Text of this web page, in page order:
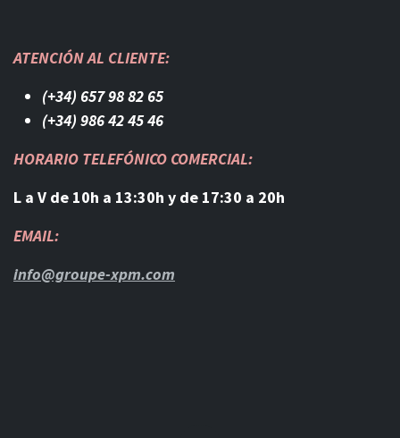
ATENCIÓN AL CLIENTE:
(+34) 657 98 82 65
(+34) 986 42 45 46​
HORARIO TELEFÓNICO COMERCIAL:
L a V de 10h a 13:30h y de 17:30 a 20h
EMAIL:
info@groupe-xpm.com